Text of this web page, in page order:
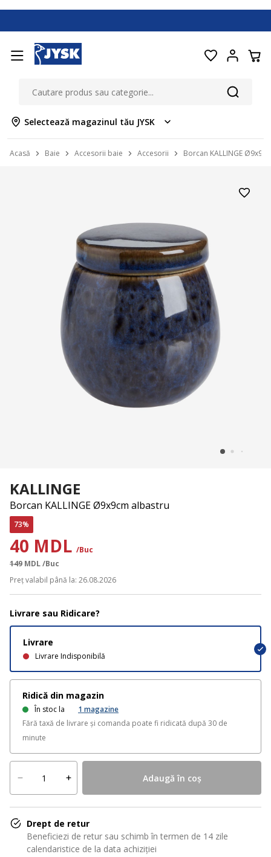
Selectează magazinul tău JYSK
Acasă Baie Accesorii baie Accesorii Borcan KALLINGE
KALLINGE
Borcan KALLINGE Ø9x9cm albastru
73%
40 MDL /Buc
149 MDL/Buc
Preț valabil până la: 26.08.2026
Livrare sau Ridicare?
Livrare
Livrare Indisponibilă
Ridică din magazin
În stoc la 1 magazine
Fără taxă de livrare și comanda poate fi ridicată după 30 de
minute
Adaugă în coș
Drept de retur
Beneficiezi de retur sau schimb în termen de 14 zile
calendaristice de la data achiziției